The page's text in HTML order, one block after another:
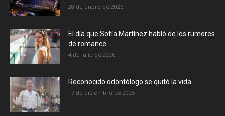
28 de enero de 2026
El día que Sofía Martínez habló de los rumores
de romance...
4 de julio de 2026
Reconocido odontólogo se quitó la vida
17 de diciembre de 2025